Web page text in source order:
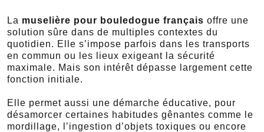
La muselière pour bouledogue français offre une
solution sûre dans de multiples contextes du
quotidien. Elle s’impose parfois dans les transports
en commun ou les lieux exigeant la sécurité
maximale. Mais son intérêt dépasse largement cette
fonction initiale.
Elle permet aussi une démarche éducative, pour
désamorcer certaines habitudes gênantes comme le
mordillage, l’ingestion d’objets toxiques ou encore